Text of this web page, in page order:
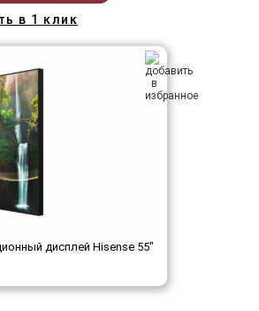
в 1 клик
дисплей Hisense 55"